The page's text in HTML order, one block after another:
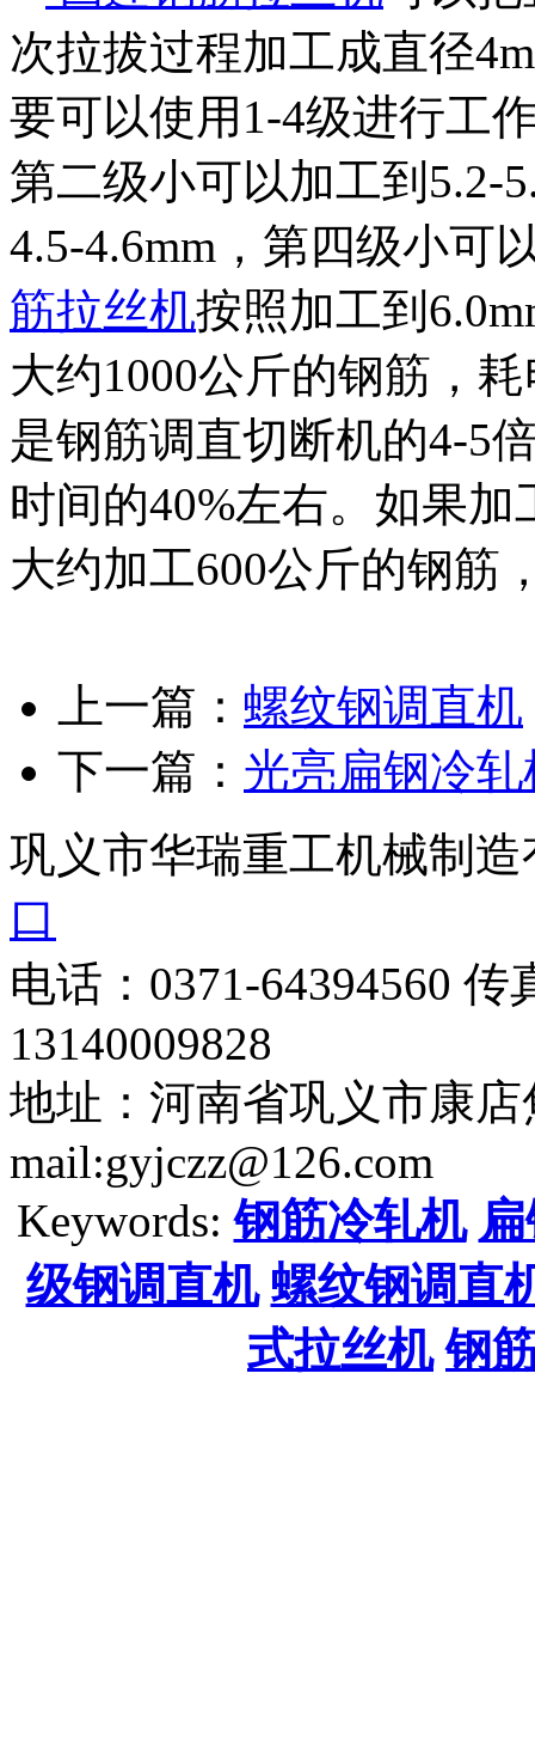
次拉拔过程加工成直径
要可以使用1-4级进行工
第二级小可以加工到5.2-
4.5-4.6mm，第四级小可
筋拉丝机按照加工到
大约1000公斤的钢筋，
是钢筋调直切断机的4-5
时间的40%左右。如果
大约加工600公斤的钢筋
上一篇： 螺纹钢调直机
下一篇： 光亮扁钢冷轧
巩义市华瑞重工机械制
口
电话：0371-64394560 传
13140009828
地址：河南省巩义市康
mail:gyjczz@126.com
Keywords:钢筋冷轧机
级钢调直机 螺纹钢调直
式拉丝机 钢